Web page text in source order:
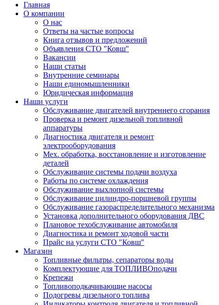
Главная
О компании
О нас
Ответы на частые вопросы
Книга отзывов и предложений
Объявления СТО "Ковш"
Вакансии
Наши статьи
Внутренние семинары
Наши единомышленники
Юридическая информация
Наши услуги
Обслуживание двигателей внутреннего сгорания
Проверка и ремонт дизельной топливной
аппаратуры
Диагностика двигателя и ремонт
электрооборудования
Мех. обработка, восстановление и изготовление
деталей
Обслуживание системы подачи воздуха
Работы по системе охлаждения
Обслуживание выхлопной системы
Обслуживание цилиндро-поршневой группы
Обслуживание газораспределительного механизма
Установка дополнительного оборудования ДВС
Плановое техобслуживание автомобиля
Диагностика и ремонт ходовой части
Прайс на услуги СТО "Ковш"
Магазин
Топливные фильтры, сепараторы воды
Комплектующие для ТОПЛИВОподачи
Крепежи
Топливоподкачивающие насосы
Подогревы дизельного топлива